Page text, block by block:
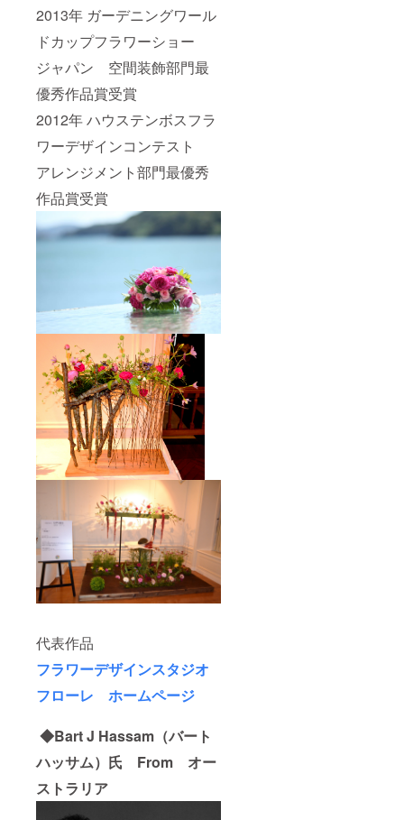
2013年 ガーデニングワール
ドカップフラワーショー
ジャパン 空間装飾部門最
優秀作品賞受賞
2012年 ハウステンボスフラ
ワーデザインコンテスト
アレンジメント部門最優秀
作品賞受賞
代表作品
フラワーデザインスタジオ
フローレ ホームページ
◆Bart J Hassam（バート
ハッサム）氏 From オー
ストラリア